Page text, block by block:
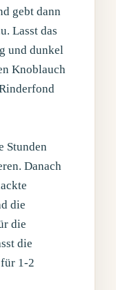
gebt dann
Lasst das
und dunkel
Knoblauch
Stunden
Danach
die
die
die
1-2